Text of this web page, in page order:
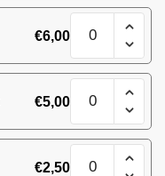
roosi
kogus
€6,00
(57)
roosi
kogus
€5,00
(57)
roosi
kogus
€2,50